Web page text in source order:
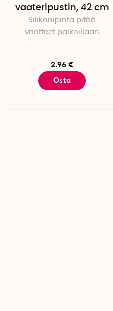
vaateripustin, 42 cm
Silikonipinta pitää
vaatteet paikoillaan
2.96 €
Osta